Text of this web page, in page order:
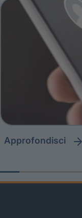
approfondisci